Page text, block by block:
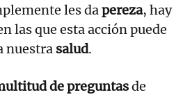
les dapereza, hay
las que esta acción puede
nuestra salud.
de preguntasde